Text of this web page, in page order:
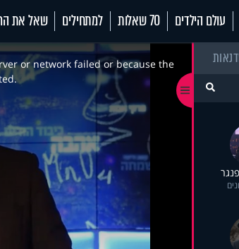
עולם הילדים 70 שאלות למתחילים שאל את
or network failed or because the